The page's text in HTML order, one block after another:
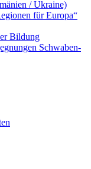
/ Ukraine)
für Europa“
Bildung
Schwaben-